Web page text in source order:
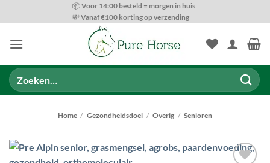
naar
📦 Voor 14:00 besteld = morgen in huis
💸 Vanaf €100 korting op verzending
Zoeken
naar:
Home / Gezondheidsdoel / Overig / Senioren